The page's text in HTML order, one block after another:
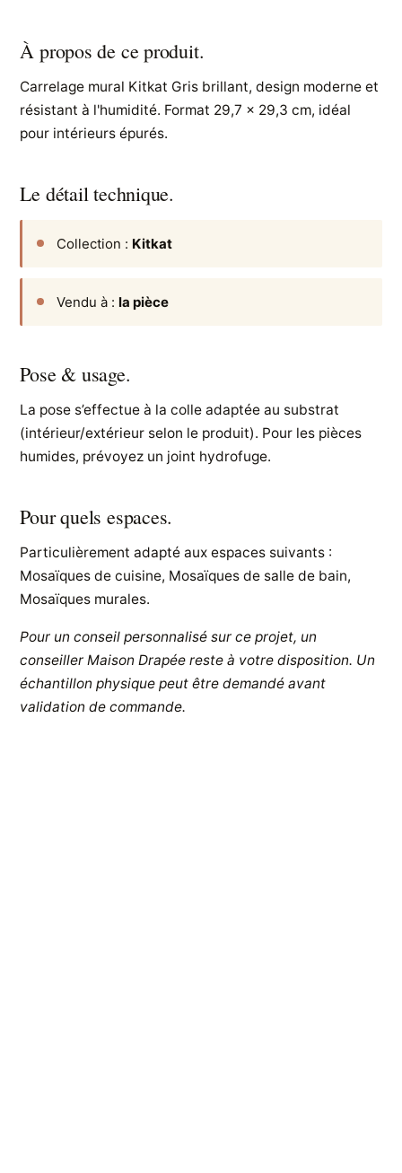
À propos de ce produit.
Carrelage mural Kitkat Gris brillant, design moderne et
résistant à l'humidité. Format 29,7 x 29,3 cm, idéal
pour intérieurs épurés.
Le détail technique.
Collection : Kitkat
Vendu à :la pièce
Pose & usage.
La pose s’effectue à la colle adaptée au substrat
(intérieur/extérieur selon le produit). Pour les pièces
humides, prévoyez un joint hydrofuge.
Pour quels espaces.
Particulièrement adapté aux espaces suivants :
Mosaïques de cuisine, Mosaïques de salle de bain,
Mosaïques murales.
Pour un conseil personnalisé sur ce projet, un
conseiller Maison Drapée reste à votre disposition. Un
échantillon physique peut être demandé avant
validation de commande.